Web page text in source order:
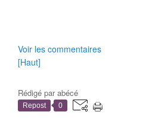
Voir les commentaires
[Haut]
Rédigé parabécé
Repost 0